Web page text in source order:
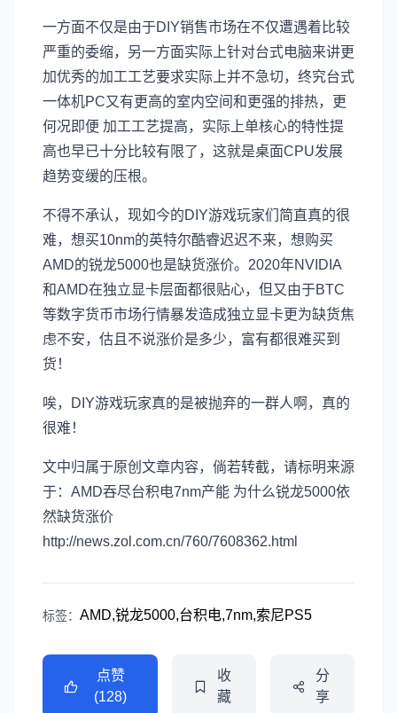
一方面不仅是由于DIY销售市场在不仅遭遇着比较
严重的委缩，另一方面实际上针对台式电脑来讲更
加优秀的加工工艺要求实际上并不急切，终究台式
一体机PC又有更高的室内空间和更强的排热，更
何况即便 加工工艺提高，实际上单核心的特性提
高也早已十分比较有限了，这就是桌面CPU发展
趋势变缓的压根。
不得不承认，现如今的DIY游戏玩家们简直真的很
难，想买10nm的英特尔酷睿迟迟不来，想购买
AMD的锐龙5000也是缺货涨价。2020年NVIDIA
和AMD在独立显卡层面都很贴心，但又由于BTC
等数字货币市场行情暴发造成独立显卡更为缺货焦
虑不安，估且不说涨价是多少，富有都很难买到
货！
唉，DIY游戏玩家真的是被抛弃的一群人啊，真的
很难！
文中归属于原创文章内容，倘若转截，请标明来源
于：AMD吞尽台积电7nm产能 为什么锐龙5000依
然缺货涨价
http://news.zol.com.cn/760/7608362.html
标签： AMD,锐龙5000,台积电,7nm,索尼PS5
点赞
(128)
收
藏
分
享